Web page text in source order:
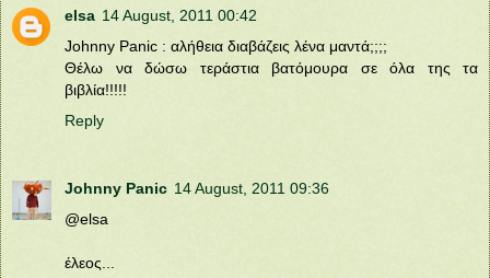
elsa 14 August, 2011 00:42
Johnny Panic : αλήθεια διαβάζεις λένα μαντά;;;;
Θέλω να δώσω τεράστια βατόμουρα σε όλα της τα
βιβλία!!!!!
Reply
Johnny Panic 14 August, 2011 09:36
@elsa
έλεος...